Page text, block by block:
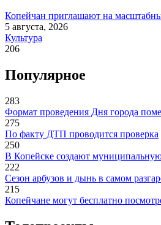
Копейчан приглашают на
5 августа, 2026
Культура
206
Популярное
283
Формат проведения Дня города
275
По факту ДТП проводится проверка
250
В Копейске создают
222
Сезон арбузов и дынь в самом
215
Копейчане могут бесплатно